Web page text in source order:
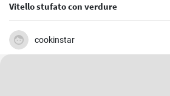
Vitello stufato con verdure
cookinstar